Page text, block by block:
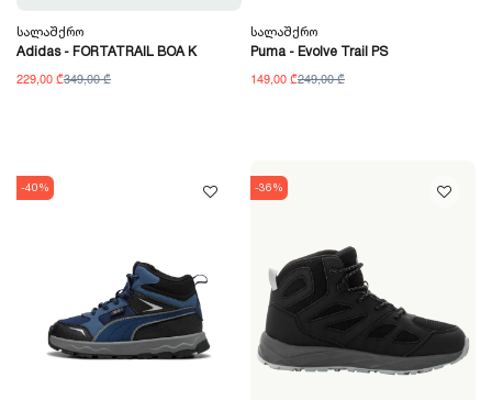
Სალაშქრო
Adidas - FORTATRAIL BOA K
229,00 ₾349,00 ₾
Სალაშქრო
Puma - Evolve Trail PS
149,00 ₾249,00 ₾
-40% -36%